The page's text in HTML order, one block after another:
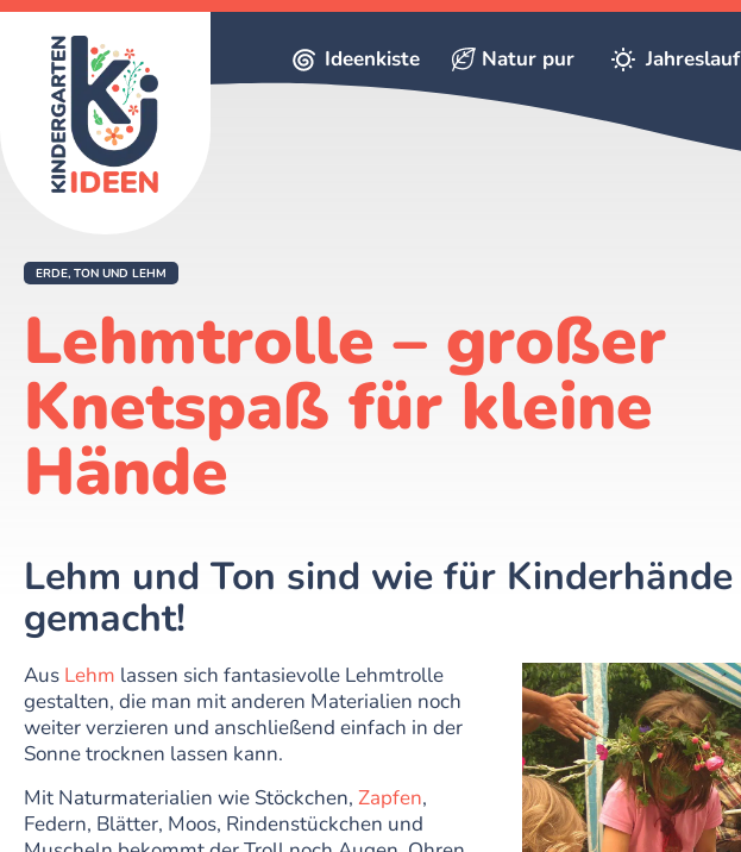
Ideenkiste Natur pur Jahreslauf
ERDE, TON UND LEHM
Lehmtrolle – großer
Knetspaß für kleine
Hände
Lehm und Ton sind wie für Kinderhände
gemacht!
Aus Lehm lassen sich fantasievolle Lehmtrolle
gestalten, die man mit anderen Materialien noch
weiter verzieren und anschließend einfach in der
Sonne trocknen lassen kann.
Mit Naturmaterialien wie Stöckchen, Zapfen,
Federn, Blätter, Moos, Rindenstückchen und